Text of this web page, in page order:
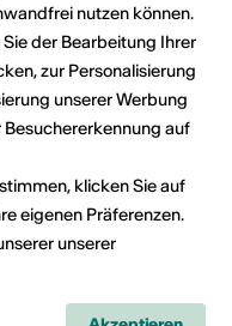
nutzen können.
der Bearbeitung Ihrer
zur Personalisierung
unserer Werbung
auf
klicken Sie auf
eigenen Präferenzen.
unserer